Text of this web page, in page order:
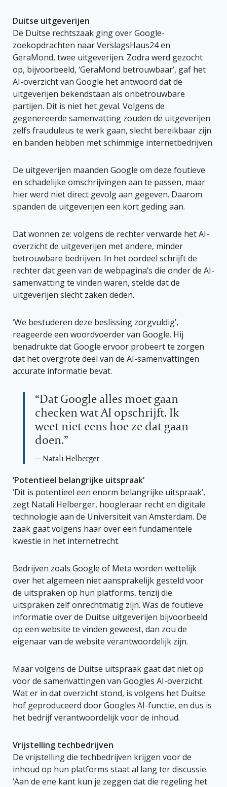
Duitse uitgeverijen
De Duitse rechtszaak ging over Google-
zoekopdrachten naar VerslagsHaus24 en
GeraMond, twee uitgeverijen. Zodra werd gezocht
op, bijvoorbeeld, ‘GeraMond betrouwbaar’, gaf het
AI-overzicht van Google het antwoord dat de
uitgeverijen bekendstaan als onbetrouwbare
partijen. Dit is niet het geval. Volgens de
gegenereerde samenvatting zouden de uitgeverijen
zelfs frauduleus te werk gaan, slecht bereikbaar zijn
en banden hebben met schimmige internetbedrijven.
De uitgeverijen maanden Google om deze foutieve
en schadelijke omschrijvingen aan te passen, maar
hier werd niet direct gevolg aan gegeven. Daarom
spanden de uitgeverijen een kort geding aan.
Dat wonnen ze: volgens de rechter verwarde het AI-
overzicht de uitgeverijen met andere, minder
betrouwbare bedrijven. In het oordeel schrijft de
rechter dat geen van de webpagina’s die onder de AI-
samenvatting te vinden waren, stelde dat de
uitgeverijen slecht zaken deden.
‘We bestuderen deze beslissing zorgvuldig’,
reageerde een woordvoerder van Google. Hij
benadrukte dat Google ervoor probeert te zorgen
dat het overgrote deel van de AI-samenvattingen
accurate informatie bevat.
“Dat Google alles moet gaan
checken wat AI opschrijft. Ik
weet niet eens hoe ze dat gaan
doen.”
— Natali Helberger
‘Potentieel belangrijke uitspraak’
‘Dit is potentieel een enorm belangrijke uitspraak’,
zegt Natali Helberger, hoogleraar recht en digitale
technologie aan de Universiteit van Amsterdam. De
zaak gaat volgens haar over een fundamentele
kwestie in het internetrecht.
Bedrijven zoals Google of Meta worden wettelijk
over het algemeen niet aansprakelijk gesteld voor
de uitspraken op hun platforms, tenzij die
uitspraken zelf onrechtmatig zijn. Was de foutieve
informatie over de Duitse uitgeverijen bijvoorbeeld
op een website te vinden geweest, dan zou de
eigenaar van de website verantwoordelijk zijn.
Maar volgens de Duitse uitspraak gaat dat niet op
voor de samenvattingen van Googles AI-overzicht.
Wat er in dat overzicht stond, is volgens het Duitse
hof geproduceerd door Googles AI-functie, en dus is
het bedrijf verantwoordelijk voor de inhoud.
Vrijstelling techbedrijven
De vrijstelling die techbedrijven krijgen voor de
inhoud op hun platforms staat al lang ter discussie.
‘Aan de ene kant kun je zeggen dat die regeling het